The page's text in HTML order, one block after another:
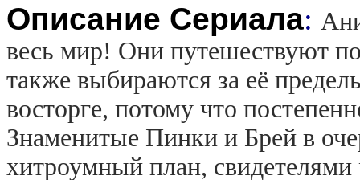
Описание Сериала:
весь мир! Они путешествуют
также выбираются за её
восторге, потому что
Знаменитые Пинки и Брей в
хитроумный план, свидетелями